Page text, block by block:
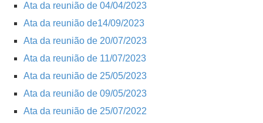
Ata da reunião de 04/04/2023
Ata da reunião de14/09/2023
Ata da reunião de 20/07/2023
Ata da reunião de 11/07/2023
Ata da reunião de 25/05/2023
Ata da reunião de 09/05/2023
Ata da reunião de 25/07/2022